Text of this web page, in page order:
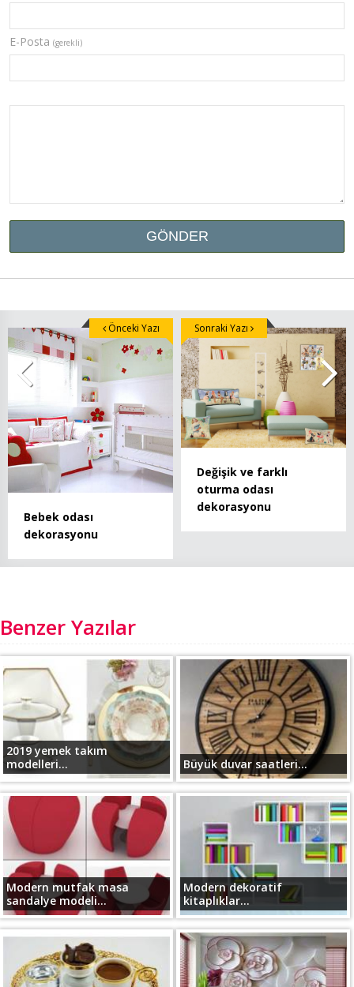
E-Posta (gerekli)
Bebek odası
dekorasyonu
Önceki Yazı
Değişik ve farklı
oturma odası
dekorasyonu
Sonraki Yazı
Benzer Yazılar
2019 yemek takım
modelleri...
Büyük duvar saatleri...
Modern mutfak masa
sandalye modeli...
Modern dekoratif
kitaplıklar...